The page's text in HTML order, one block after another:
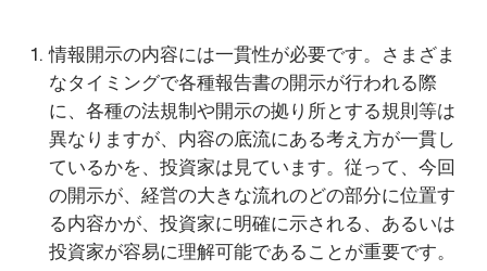
情報開示の内容には一貫性が必要です。さまざま
なタイミングで各種報告書の開示が行われる際
に、各種の法規制や開示の拠り所とする規則等は
異なりますが、内容の底流にある考え方が一貫し
ているかを、投資家は見ています。従って、今回
の開示が、経営の大きな流れのどの部分に位置す
る内容かが、投資家に明確に示される、あるいは
投資家が容易に理解可能であることが重要です。